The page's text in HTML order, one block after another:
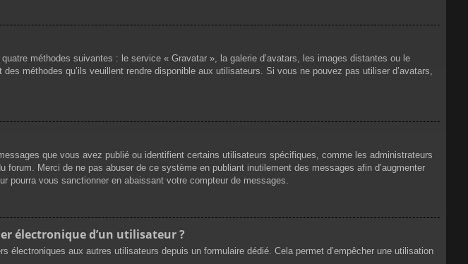
méthodes suivantes : le service « Gravatar », la galerie d’avatars, les images distantes ou le
méthodes qu’ils veuillent rendre disponible aux utilisateurs. Si vous ne pouvez pas utiliser d’avatars,
que vous avez publié ou identifient certains utilisateurs spécifiques, comme les administrateurs
Merci de ne pas abuser de ce système en publiant inutilement des messages afin d’augmenter
pourra vous sanctionner en abaissant votre compteur de messages.
électronique d’un utilisateur ?
aux autres utilisateurs depuis un formulaire dédié. Cela permet d’empêcher une utilisation